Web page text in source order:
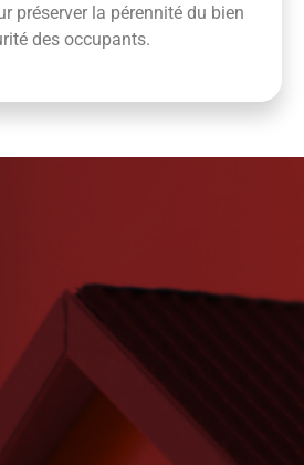
préserver la pérennité du bien
des occupants.